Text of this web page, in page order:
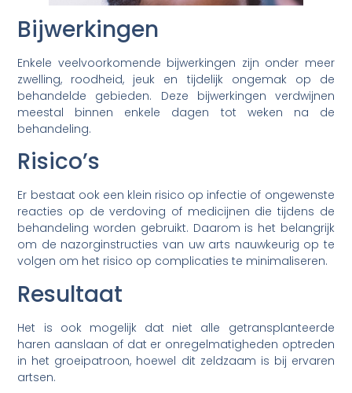
Bijwerkingen
Enkele veelvoorkomende bijwerkingen zijn onder meer
zwelling, roodheid, jeuk en tijdelijk ongemak op de
behandelde gebieden. Deze bijwerkingen verdwijnen
meestal binnen enkele dagen tot weken na de
behandeling.
Risico’s
Er bestaat ook een klein risico op infectie of ongewenste
reacties op de verdoving of medicijnen die tijdens de
behandeling worden gebruikt. Daarom is het belangrijk
om de nazorginstructies van uw arts nauwkeurig op te
volgen om het risico op complicaties te minimaliseren.
Resultaat
Het is ook mogelijk dat niet alle getransplanteerde
haren aanslaan of dat er onregelmatigheden optreden
in het groeipatroon, hoewel dit zeldzaam is bij ervaren
artsen.